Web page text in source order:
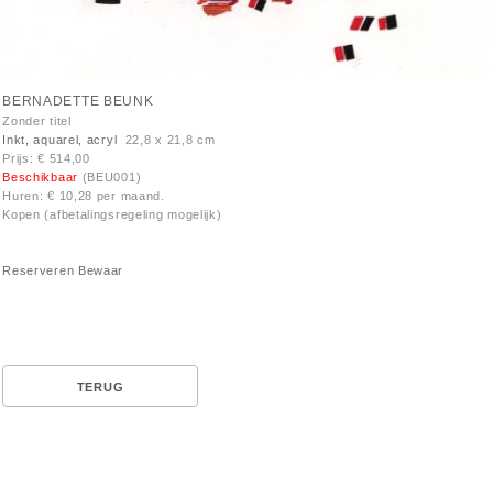
BERNADETTE BEUNK
Zonder titel
Inkt, aquarel, acryl 22,8 x 21,8 cm
Prijs: € 514,00
Beschikbaar (BEU001)
Huren: € 10,28 per maand.
Kopen (afbetalingsregeling mogelijk)
Reserveren Bewaar
TERUG